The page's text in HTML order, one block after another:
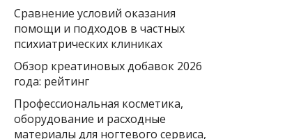
Сравнение условий оказания
помощи и подходов в частных
психиатрических клиниках
Обзор креатиновых добавок 2026
года: рейтинг
Профессиональная косметика,
оборудование и расходные
материалы для ногтевого сервиса,